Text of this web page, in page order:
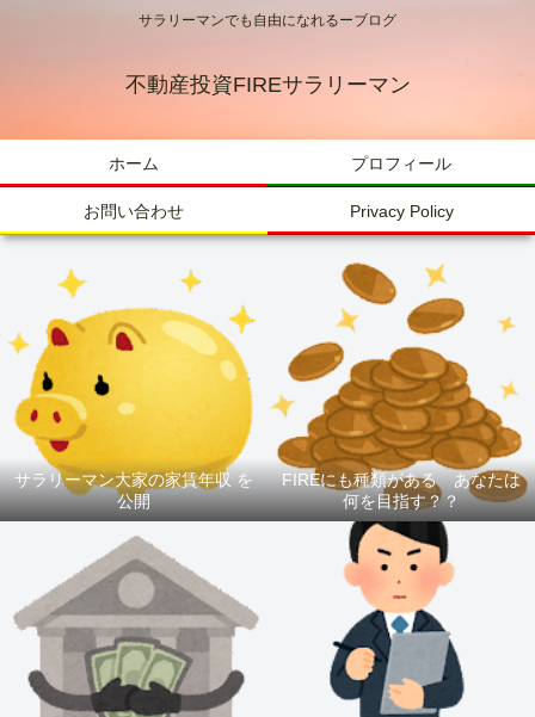
サラリーマンでも自由になれるーブログ
不動産投資FIREサラリーマン
ホーム プロフィール
お問い合わせ Privacy Policy
サラリーマン大家の家賃年収 を
公開
FIREにも種類がある あなたは
何を目指す？？